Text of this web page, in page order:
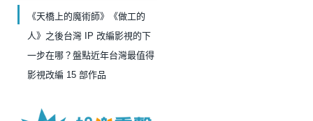
《天橋上的魔術師》《做工的
人》之後台灣 IP 改編影視的下
一步在哪？盤點近年台灣最值得
影視改編 15 部作品